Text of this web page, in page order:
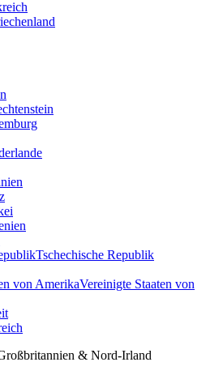
Tschechische Republik
Vereinigte Staaten von
& Nord-Irland